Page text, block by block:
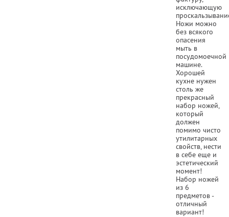
исключающую
Ножи можно
без всякого
опасения
мыть в
посудомоечной
машине.
Хорошей
кухне нужен
столь же
прекрасный
набор ножей,
который
должен
помимо чисто
утилитарных
свойств, нести
в себе еще и
эстетический
момент!
Набор ножей
из 6
предметов -
отличный
вариант!